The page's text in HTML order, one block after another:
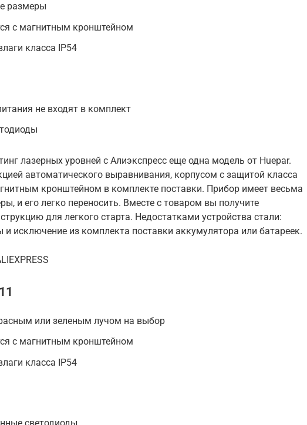
размеры
с магнитным кронштейном
класса IP54
не входят в комплект
лазерных уровней с Алиэкспресс еще одна модель от Huepar.
автоматического выравнивания, корпусом с защитой класса
кронштейном в комплекте поставки. Прибор имеет весьма
и его легко переносить. Вместе с товаром вы получите
для легкого старта. Недостатками устройства стали:
и исключение из комплекта поставки аккумулятора или батареек.
или зеленым лучом на выбор
с магнитным кронштейном
класса IP54